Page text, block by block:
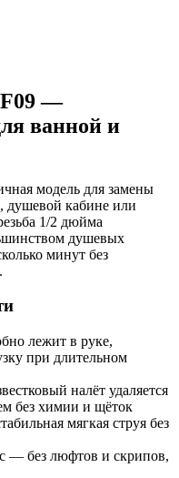
F09 —
ванной и
модель для замены
душевой кабине или
1/2 дюйма
душевых
минут без
лежит в руке,
при длительном
налёт удаляется
без химии и щёток
мягкая струя без
— без люфтов и скрипов,